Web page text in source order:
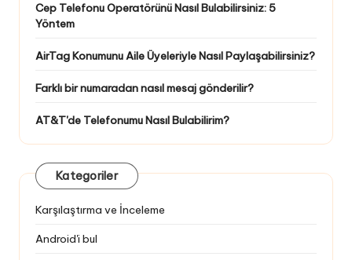
Cep Telefonu Operatörünü Nasıl Bulabilirsiniz: 5
Yöntem
AirTag Konumunu Aile Üyeleriyle Nasıl Paylaşabilirsiniz?
Farklı bir numaradan nasıl mesaj gönderilir?
AT&T'de Telefonumu Nasıl Bulabilirim?
Kategoriler
Karşılaştırma ve İnceleme
Android'i bul